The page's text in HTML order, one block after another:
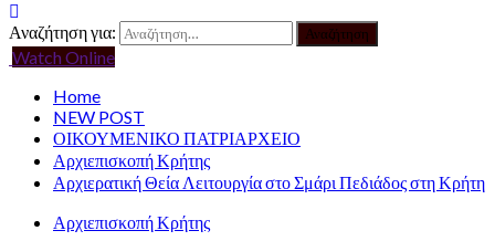
Αναζήτηση για:
Watch Online
Home
NEW POST
ΟΙΚΟΥΜΕΝΙΚΟ ΠΑΤΡΙΑΡΧΕΙΟ
Αρχιεπισκοπή Κρήτης
Αρχιερατική Θεία Λειτουργία στο Σμάρι Πεδιάδος στη Κρήτη
Αρχιεπισκοπή Κρήτης